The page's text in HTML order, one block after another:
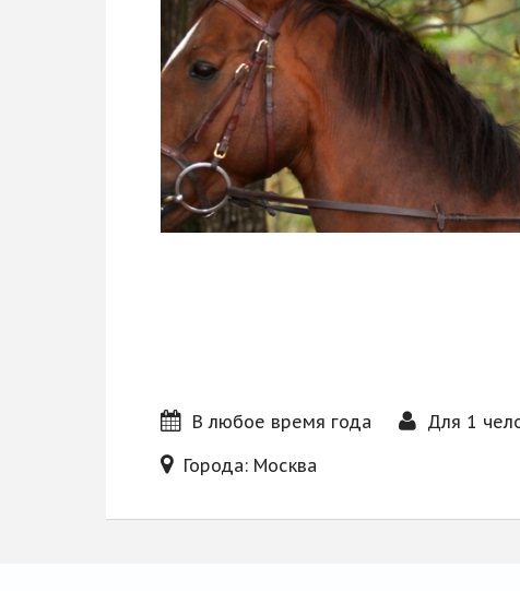
В любое время года Для 1
Города: Москва